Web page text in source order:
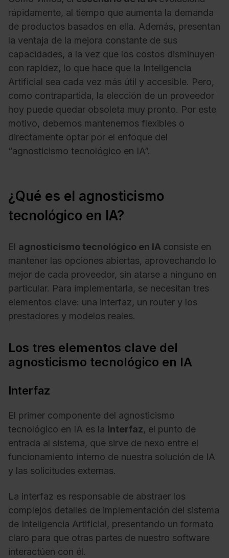
rápidamente, al tiempo que aumenta la demanda
de productos basados en ella. Además, presentan
la ventaja de la mejora constante de sus
capacidades, a la vez que los costos disminuyen
con rapidez, lo que hace que la Inteligencia
Artificial sea cada vez más útil y accesible. Pero,
como contrapartida, la elección de un proveedor
hoy puede quedar obsoleta muy pronto. Por este
motivo, debemos mantenernos flexibles o
directamente optar por el enfoque del
“agnosticismo tecnológico en IA”.
¿Qué es el agnosticismo
tecnológico en IA?
El agnosticismo tecnológico en IA consiste en
mantener las opciones abiertas, aprovechando lo
mejor de cada proveedor, sin atarse a ninguno en
particular. Para implementarla, se necesitan tres
elementos clave: una interfaz, un router y los
prestadores y modelos reales.
Los tres elementos clave del
agnosticismo tecnológico en IA
Interfaz
El primer componente del agnosticismo
tecnológico en IA es la interfaz, el punto de
entrada al sistema, que sirve de nexo entre el
funcionamiento interno de nuestra solución de IA
y las solicitudes externas.
La interfaz es responsable de abstraer los
complejos detalles de implementación del sistema
de Inteligencia Artificial, presentando un formato
claro para que otras partes de nuestro software
interactúen con él.